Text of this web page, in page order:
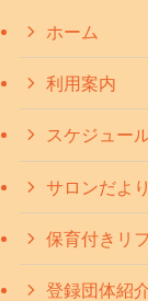
ホーム
利用案内
スケジュー
サロンだより
保育付きリ
登録団体紹